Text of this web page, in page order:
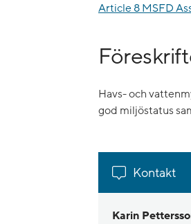
Article 8 MSFD
Havs- och
god miljöstatus
Kontakt
Karin